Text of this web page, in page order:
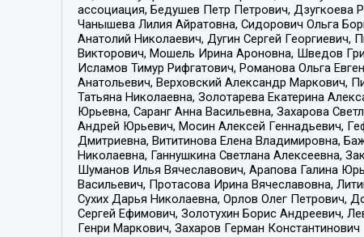
ассоциация, Бедушев Петр Петрович, Дзугкоева
Чанышева Лилия Айратовна, Сидорович Ольга
Анатолий Николаевич, Дугин Сергей
Викторович, Мошель Ирина Ароновна, Шведов
Исламов Тимур Рифгатович, Романова Ольга
Анатольевич, Верховский Александр Маркович,
Татьяна Николаевна, Золотарева Екатерина
Юрьевна, Саранг Анна Васильевна, Захарова
Андрей Юрьевич, Мосин Алексей Геннадьевич,
Дмитриевна, Вититинова Елена Владимировна,
Николаевна, Ганнушкина Светлана Алексеевна,
Шуманов Илья Вячеславович, Арапова Галина
Васильевич, Протасова Ирина Вячеславовна,
Сухих Дарья Николаевна, Орлов Олег Петрович,
Сергей Ефимович, Золотухин Борис Андреевич,
Генри Маркович, Захаров Герман Константинович